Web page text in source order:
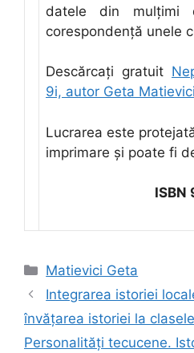
datele din
corespondenţă unele
Descărcaţi gratuit
9i, autor Geta Matievici
Lucrarea este
imprimare şi poate fi
Categorii
Matievici Geta
Integrarea istoriei
învăţarea istoriei la
Personalităţi tecucene.